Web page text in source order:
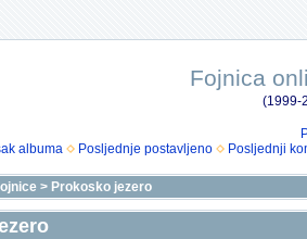
Fojnica
(1999-
albuma
Posljednje postavljeno Posljednji
> Prokosko jezero